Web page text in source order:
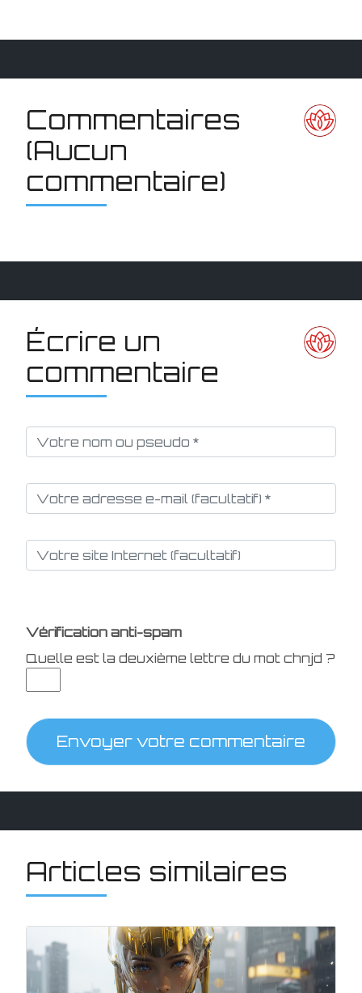
Commentaires
(Aucun
commentaire)
Écrire un
commentaire
Vérification anti-spam
Quelle est la deuxième lettre du mot chnjd ?
Envoyer votre commentaire
Articles similaires